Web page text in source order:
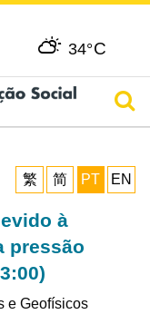
34°C
繁
简 PT EN
à
pressão
e Geofísicos